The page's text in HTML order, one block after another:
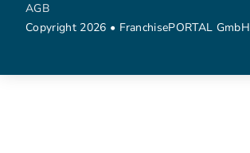
Copyright 2026 • FranchisePORTAL GmbH
AGB